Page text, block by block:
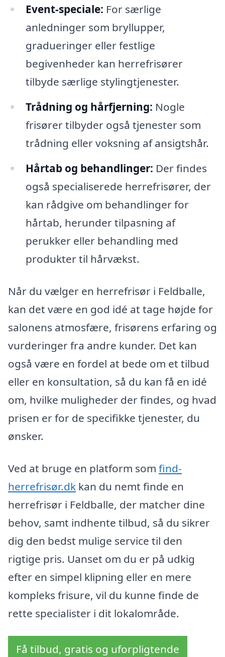
Event-speciale: For særlige
anledninger som bryllupper,
gradueringer eller festlige
begivenheder kan herrefrisører
tilbyde særlige stylingtjenester.
Trådning og hårfjerning: Nogle
frisører tilbyder også tjenester som
trådning eller voksning af ansigtshår.
Hårtab og behandlinger: Der findes
også specialiserede herrefrisører, der
kan rådgive om behandlinger for
hårtab, herunder tilpasning af
perukker eller behandling med
produkter til hårvækst.
Når du vælger en herrefrisør i Feldballe,
kan det være en god idé at tage højde for
salonens atmosfære, frisørens erfaring og
vurderinger fra andre kunder. Det kan
også være en fordel at bede om et tilbud
eller en konsultation, så du kan få en idé
om, hvilke muligheder der findes, og hvad
prisen er for de specifikke tjenester, du
ønsker.
Ved at bruge en platform som find-
herrefrisør.dk kan du nemt finde en
herrefrisør i Feldballe, der matcher dine
behov, samt indhente tilbud, så du sikrer
dig den bedst mulige service til den
rigtige pris. Uanset om du er på udkig
efter en simpel klipning eller en mere
kompleks frisure, vil du kunne finde de
rette specialister i dit lokalområde.
Få tilbud, gratis og uforpligtende